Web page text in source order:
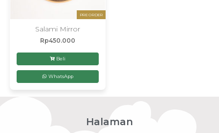
PRE ORDER
Salami Mirror
Rp450.000
Beli
WhatsApp
Halaman